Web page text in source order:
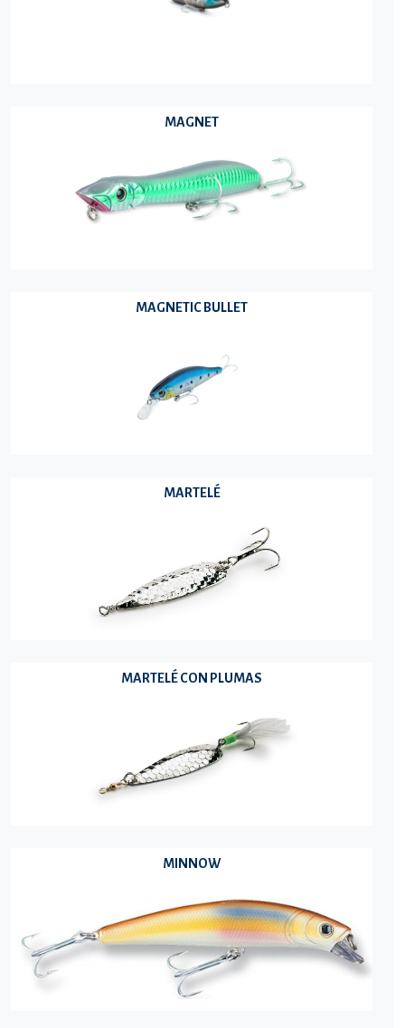
MAGNET
MAGNETIC BULLET
MARTELÉ
MARTELÉ CON PLUMAS
MINNOW